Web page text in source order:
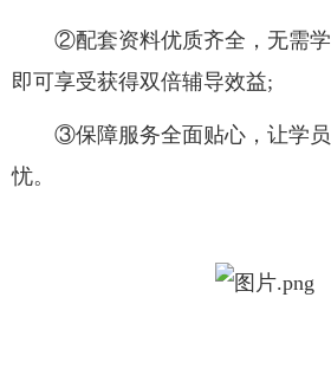
②配套资料优质齐全，无需学
即可享受获得双倍辅导效益;
③保障服务全面贴心，让学员
忧。